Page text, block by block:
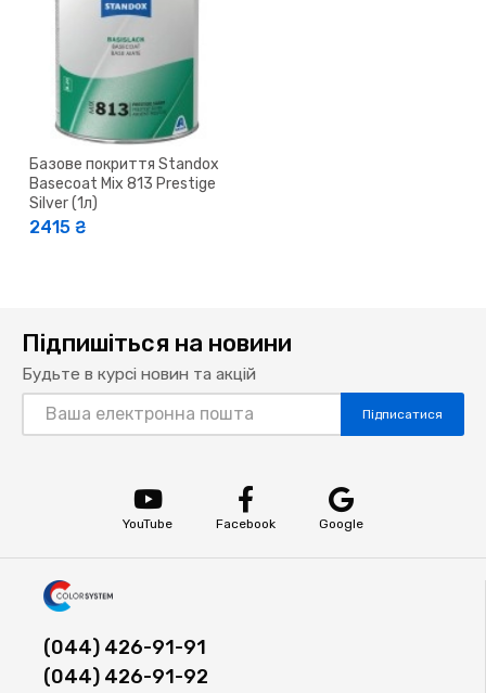
Базове покриття Standox
Basecoat Mix 813 Prestige
Silver (1л)
2415 ₴
Підпишіться на новини
Будьте в курсі новин та акцій
Підписатися
YouTube Facebook Google
(044) 426-91-91
(044) 426-91-92